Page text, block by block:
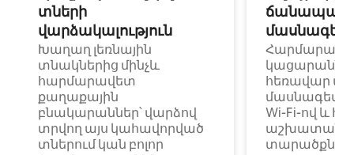
տների
վարձակալություն
Խաղաղ լեռնային
տնակներից մինչև
հարմարավետ
քաղաքային
բնակարաններ՝ վարձով
տրվող այս կահավորված
տներում կան բոլոր
հեռավար
Wi-Fi-ով և